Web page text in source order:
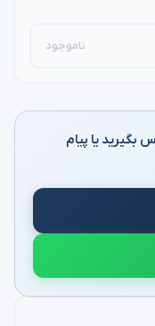
ناموجود
یا پیام